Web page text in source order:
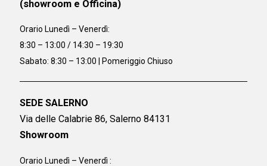
(showroom e Officina)
Orario Lunedì – Venerdì:
8:30 – 13:00 / 14:30 – 19:30
Sabato: 8:30 – 13:00 | Pomeriggio Chiuso
SEDE SALERNO
Via delle Calabrie 86, Salerno 84131
Showroom
Orario Lunedì – Venerdì :